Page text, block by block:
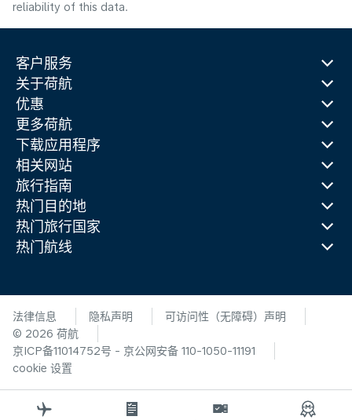
reliability of this data.
客户服务
关于荷航
优惠
更多荷航
下载应用程序
相关网站
旅行指南
热门目的地
热门旅行国家
热门航线
法律信息 隐私声明
可访问性（无障碍）声明
© 2026 荷航
京ICP备11014752号 - 京公网安备 110-1050-11191
cookie 设置